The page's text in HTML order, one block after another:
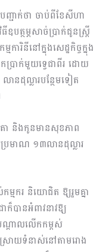
ជាក់ថា ចាប់ពីខែសីហា
ឧបត្ថម្ភសាច់ប្រាក់ជូនស្រ្តី
ារិនីនៅក្នុងសេដ្ឋកិច្ចក្នុង
កប្រាក់មួយទ្វេជាពីរ ដោយ
ានដុល្លារបន្ថែមទៀត
ាតា និងកូនមានសុខភាព
រមាណ ១៣លានដុល្លារ
មករ និយោជិត ឱ្យរួមគ្នា
បានអំពាវនាវឱ្យ
ណ្តាលលើកកម្ពស់
រាយទំនាស់នៅតាមរោង